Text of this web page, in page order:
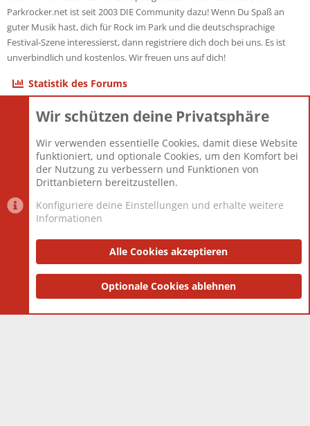
Parkrocker.net ist seit 2003 DIE Community dazu! Wenn Du Spaß an
guter Musik hast, dich für Rock im Park und die deutschsprachige
Festival-Szene interessierst, dann registriere dich doch bei uns. Es ist
unverbindlich und kostenlos. Wir freuen uns auf dich!
Statistik des Forums
Themen
Mitglieder
12.426
Neuestes Mitglied
nabulamisika
Datenschutzerklärung Impressum
Community platform by XenForo® © 2010-2025 XenForo Ltd.
and add-ons by ThemeHouse
Wir schützen deine Privatsphäre
Wir verwenden essentielle Cookies, damit diese Website
funktioniert, und optionale Cookies, um den Komfort bei
der Nutzung zu verbessern und Funktionen von
Drittanbietern bereitzustellen.
Konfiguriere deine Einstellungen und erhalte weitere
Informationen
Alle Cookies akzeptieren
Optionale Cookies ablehnen